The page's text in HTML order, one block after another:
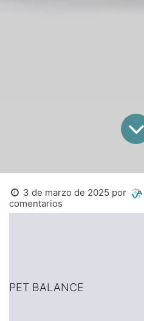
3 de marzo de 2025 por
comentarios
PET BALANCE